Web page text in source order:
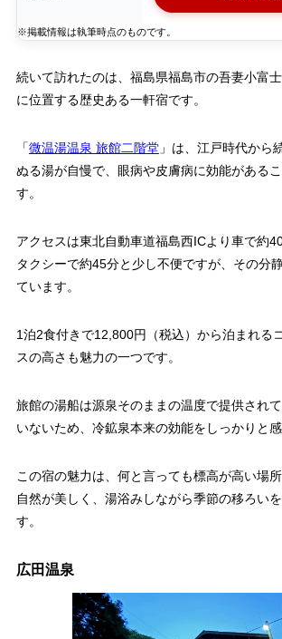
※掲載情報は執筆時点のものです。
続いて訪れたのは、福島県福島市の吾妻小富
に位置する歴史ある一軒宿です。
「微温湯温泉 旅館二階堂」は、江戸時代から
ぬる湯が自慢で、眼病や皮膚病に効能がある
す。
アクセスは東北自動車道福島西ICより車で約
タクシーで約45分と少し不便ですが、その分
ています。
1泊2食付きで12,800円（税込）から泊まれる
スの高さも魅力の一つです。
旅館の湯船は源泉そのままの温度で提供され
いないため、冷鉱泉本来の効能をしっかりと感
この宿の魅力は、何と言っても標高が高い場
自然が美しく、湯浴みしながら季節の移ろい
す。
広田温泉